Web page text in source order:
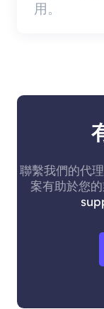
用。
聯繫我們的代
案有助於您